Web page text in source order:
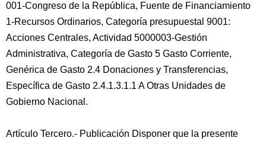
001-Congreso de la República, Fuente de Financiamiento
1-Recursos Ordinarios, Categoría presupuestal 9001:
Acciones Centrales, Actividad 5000003-Gestión
Administrativa, Categoría de Gasto 5 Gasto Corriente,
Genérica de Gasto 2.4 Donaciones y Transferencias,
Específica de Gasto 2.4.1.3.1.1 A Otras Unidades de
Gobierno Nacional.
Artículo Tercero.- Publicación Disponer que la presente